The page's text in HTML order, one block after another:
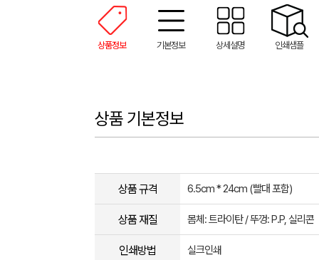
상품정보 기본정보 상세설명 인쇄샘플
상품 기본정보
상품 규격 6.5cm * 24cm (빨대 포함)
상품 재질 몸체: 트라이탄 / 뚜껑: P.P, 실리콘
인쇄방법 실크인쇄